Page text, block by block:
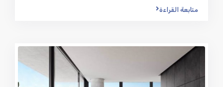
متابعة القراءة